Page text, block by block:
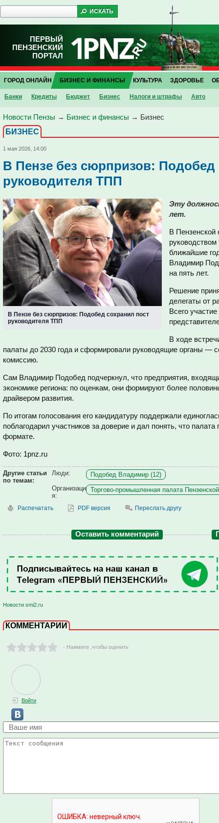
ПЕРВЫЙ
ПЕНЗЕНСКИЙ
ПОРТАЛ
ГОРОД ОНЛАЙН БИЗНЕС И ФИНАНСЫ
Банки Кредиты Бюджет Бизнес Налоги и штрафы Авто
КУЛЬТУРА ЗДОРОВЬЕ
Новости Пензы → Бизнес и финансы → Бизнес
БИЗНЕС
1 мая 2026, 14:00
В Пензе без сюрпризов: Подобед
руководителя ТПП
В Пензе без сюрпризов: Подобед сохранил пост
руководителя ТПП
Эту
лет.
В Пензенской
ближайшие
Владимир
на пять лет.
Решение
делегаты от
Всего
В ходе
палаты до 2030 года и сформировали руководящие органы —
комиссию.
Сам Владимир Подобед подчеркнул, что предприятия,
экономике региона: по оценкам, они формируют более
драйвером развития.
По итогам голосования его кандидатуру поддержали
поблагодарил участников за доверие и дал понять, что
формате.
Фото: 1pnz.ru
Другие статьи
по темам:
Люди:
Подобед Владимир (12)
Организаци
я:
Торгово-промышленная палата
Распечатать PDF версия Переслать другу
Оставить комментарий
Новости smi2.ru
КОММЕНТАРИИ
- Нажмите ,чтобы оценить
Войти